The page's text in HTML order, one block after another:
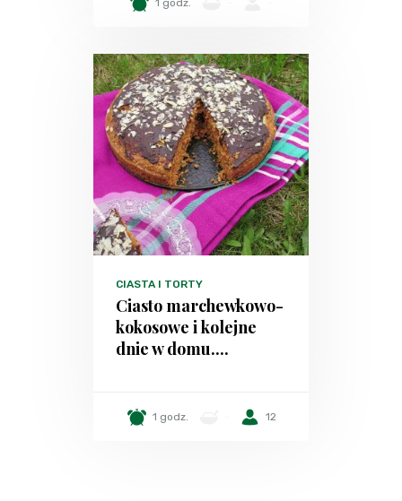
1 godz.
CIASTA I TORTY
Ciasto marchewkowo-
kokosowe i kolejne
dnie w domu....
1 godz. 12